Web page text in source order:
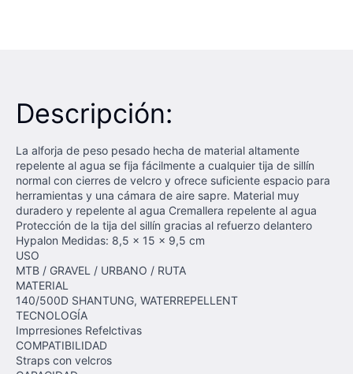
Descripción:
La alforja de peso pesado hecha de material altamente
repelente al agua se fija fácilmente a cualquier tija de sillín
normal con cierres de velcro y ofrece suficiente espacio para
herramientas y una cámara de aire sapre. Material muy
duradero y repelente al agua Cremallera repelente al agua
Protección de la tija del sillín gracias al refuerzo delantero
Hypalon Medidas: 8,5 x 15 x 9,5 cm
USO
MTB / GRAVEL / URBANO / RUTA
MATERIAL
140/500D SHANTUNG, WATERREPELLENT
TECNOLOGÍA
Imprresiones Refelctivas
COMPATIBILIDAD
Straps con velcros